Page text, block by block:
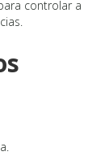
controlar a